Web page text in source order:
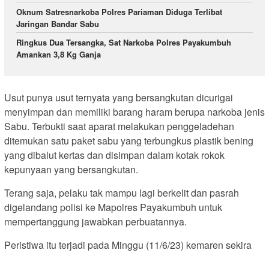
Oknum Satresnarkoba Polres Pariaman Diduga Terlibat
Jaringan Bandar Sabu
Ringkus Dua Tersangka, Sat Narkoba Polres Payakumbuh
Amankan 3,8 Kg Ganja
Usut punya usut ternyata yang bersangkutan dicurigai
menyimpan dan memiliki barang haram berupa narkoba jenis
Sabu. Terbukti saat aparat melakukan penggeladehan
ditemukan satu paket sabu yang terbungkus plastik bening
yang dibalut kertas dan disimpan dalam kotak rokok
kepunyaan yang bersangkutan.
Terang saja, pelaku tak mampu lagi berkelit dan pasrah
digelandang polisi ke Mapolres Payakumbuh untuk
mempertanggung jawabkan perbuatannya.
Peristiwa itu terjadi pada Minggu (11/6/23) kemaren sekira